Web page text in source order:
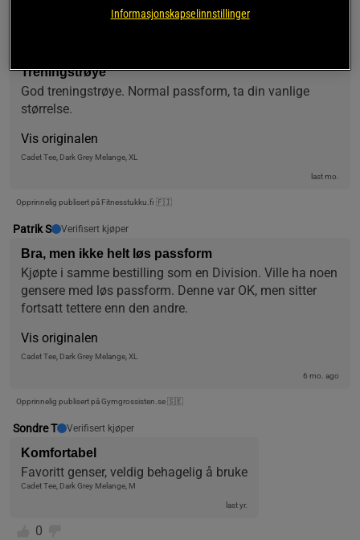
Treningstrøye
God treningstrøye. Normal passform, ta din vanlige
størrelse.
Vis originalen
Cadet Tee, Dark Grey Melange, XL
last mo.
Opprinnelig publisert på Fitnesstukku.fi 🇫🇮
Patrik S Verifisert kjøper
Bra, men ikke helt løs passform
Kjøpte i samme bestilling som en Division. Ville ha noen
gensere med løs passform. Denne var OK, men sitter
fortsatt tettere enn den andre.
Vis originalen
Cadet Tee, Dark Grey Melange, XL
6 mo. ago
Opprinnelig publisert på Gymgrossisten.se 🇸🇪
Sondre T Verifisert kjøper
Komfortabel
Favoritt genser, veldig behagelig å bruke
Cadet Tee, Dark Grey Melange, M
last yr.
0
Informasjonskapselinnstillinger